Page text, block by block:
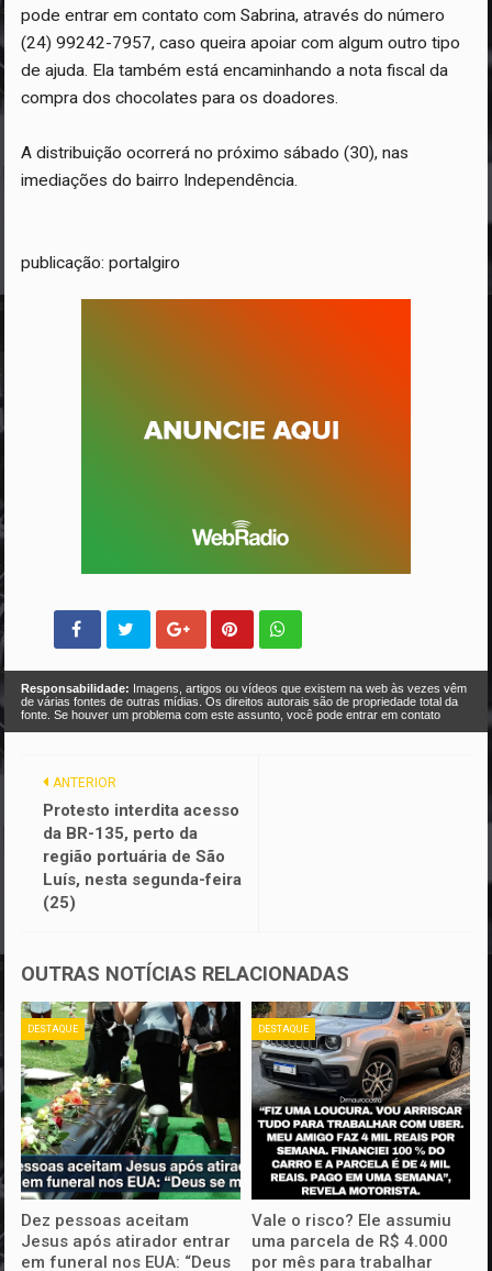
pode entrar em contato com Sabrina, através do número
(24) 99242-7957, caso queira apoiar com algum outro tipo
de ajuda. Ela também está encaminhando a nota fiscal da
compra dos chocolates para os doadores.
A distribuição ocorrerá no próximo sábado (30), nas
imediações do bairro Independência.
publicação: portalgiro
Responsabilidade: Imagens, artigos ou vídeos que existem na web às vezes vêm
de várias fontes de outras mídias. Os direitos autorais são de propriedade total da
fonte. Se houver um problema com este assunto, você pode entrar em contato
ANTERIOR
Protesto interdita acesso
da BR-135, perto da
região portuária de São
Luís, nesta segunda-feira
(25)
OUTRAS NOTÍCIAS RELACIONADAS
DESTAQUE
Dez pessoas aceitam
Jesus após atirador entrar
em funeral nos EUA: “Deus
DESTAQUE
Vale o risco? Ele assumiu
uma parcela de R$ 4.000
por mês para trabalhar